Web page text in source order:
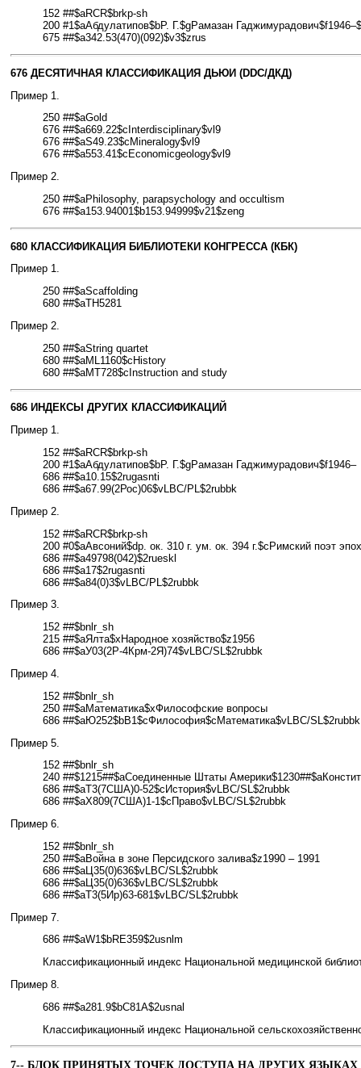
152 ##$aRCR$brkp-sh
200 #1$aАбдулатипов$bР. Г.$gРамазан
675 ##$a342.53(470)(092)$v3$zrus
676 ДЕСЯТИЧНАЯ КЛАССИФИКАЦИЯ ДЬЮИ (DDC/ДКД)
Пример 1.
250 ##$aGold
676 ##$a669.22$cInterdisciplinary$vl9
676 ##$aS49.23$cMineralogy$vl9
676 ##$a553.41$cEconomicgeology$vl9
Пример 2.
250 ##$aPhilosophy, parapsychology and occultism
676 ##$a153.94001$b153.94999$v21$zeng
680 КЛАССИФИКАЦИЯ БИБЛИОТЕКИ КОНГРЕССА (КБК)
Пример 1.
250 ##$aScaffolding
680 ##$aTH5281
Пример 2.
250 ##$aString quartet
680 ##$aML1160$cHistory
680 ##$aMT728$cInstruction and study
686 ИНДЕКСЫ ДРУГИХ КЛАССИФИКАЦИЙ
Пример 1.
152 ##$aRCR$brkp-sh
200 #1$aАбдулатипов$bР. Г.$gРамазан
686 ##$a10.15$2rugasnti
686 ##$a67.99(2Рос)06$vLBC/PL$2rubbk
Пример 2.
152 ##$aRCR$brkp-sh
200 #0$aАвсоний$dр. ок. 310 г. ум. ок. 394 г.$cРимский поэт
686 ##$a49798(042)$2rueskl
686 ##$a17$2rugasnti
686 ##$a84(0)3$vLBC/PL$2rubbk
Пример 3.
152 ##$bnlr_sh
215 ##$aЯлта$xНародное хозяйство$z1956
686 ##$aУ03(2Р-4Крм-2Я)74$vLBC/SL$2rubbk
Пример 4.
152 ##$bnlr_sh
250 ##$aМатематика$xФилософские вопросы
686 ##$aЮ252$bВ1$cФилософия$cМатематика$vLBC/SL$2rubbk
Пример 5.
152 ##$bnlr_sh
240 ##$1215##$aСоединенные Штаты
686 ##$aТ3(7США)0-52$cИстория$vLBC/SL$2rubbk
686 ##$aХ809(7США)1-1$cПраво$vLBC/SL$2rubbk
Пример 6.
152 ##$bnlr_sh
250 ##$aВойна в зоне Персидского залива$z1990 – 1991
686 ##$aЦ35(0)636$vLBC/SL$2rubbk
686 ##$aЦ35(0)636$vLBC/SL$2rubbk
686 ##$aТ3(5Ир)63-681$vLBC/SL$2rubbk
Пример 7.
686 ##$aW1$bRE359$2usnlm
Классификационный индекс Национальной медицинской
Пример 8.
686 ##$a281.9$bC81A$2usnal
Классификационный индекс Национальной
7-- БЛОК ПРИНЯТЫХ ТОЧЕК ДОСТУПА НА ДРУГИХ